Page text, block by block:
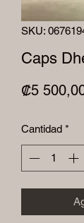
SKU:
Caps
₡5
Cantidad *